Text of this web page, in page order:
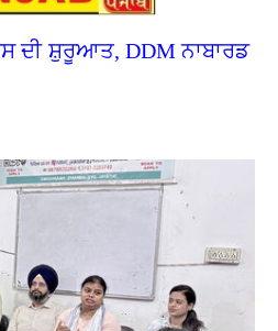
ਦੀ ਸ਼ੁਰੂਆਤ, DDM ਨਾਬਾਰਡ